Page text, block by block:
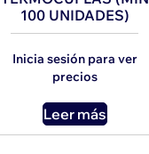
100 UNIDADES)
Inicia sesión para ver
precios
Leer más